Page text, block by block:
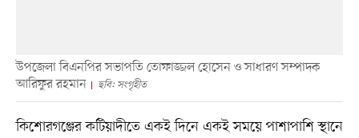
উপজেলা বিএনপির সভাপতি তোফাজ্জল হোসেন ও সাধারণ সম্পাদক
আরিফুর রহমান
ছবি: সংগৃহীত
কিশোরগঞ্জের কটিয়াদীতে একই দিনে একই সময়ে পাশাপাশি স্থানে